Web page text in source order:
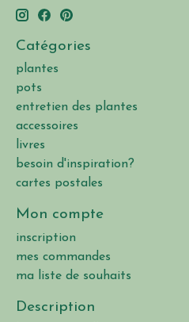
Catégories
plantes
pots
entretien des plantes
accessoires
livres
besoin d'inspiration?
cartes postales
Mon compte
inscription
mes commandes
ma liste de souhaits
Description